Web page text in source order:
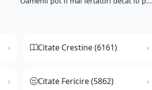
Citate Crestine (6161)
Citate Fericire (5862)